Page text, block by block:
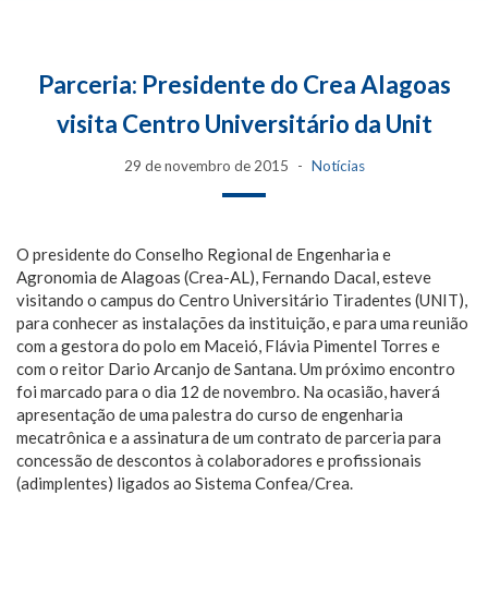
Parceria: Presidente do Crea Alagoas
visita Centro Universitário da Unit
29 de novembro de 2015 Notícias
O presidente do Conselho Regional de Engenharia e
Agronomia de Alagoas (Crea-AL), Fernando Dacal, esteve
visitando o campus do Centro Universitário Tiradentes (UNIT),
para conhecer as instalações da instituição, e para uma reunião
com a gestora do polo em Maceió, Flávia Pimentel Torres e
com o reitor Dario Arcanjo de Santana. Um próximo encontro
foi marcado para o dia 12 de novembro. Na ocasião, haverá
apresentação de uma palestra do curso de engenharia
mecatrônica e a assinatura de um contrato de parceria para
concessão de descontos à colaboradores e profissionais
(adimplentes) ligados ao Sistema Confea/Crea.